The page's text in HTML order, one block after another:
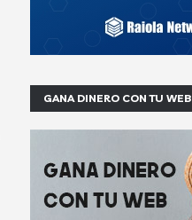
GANA DINERO CON TU WEB